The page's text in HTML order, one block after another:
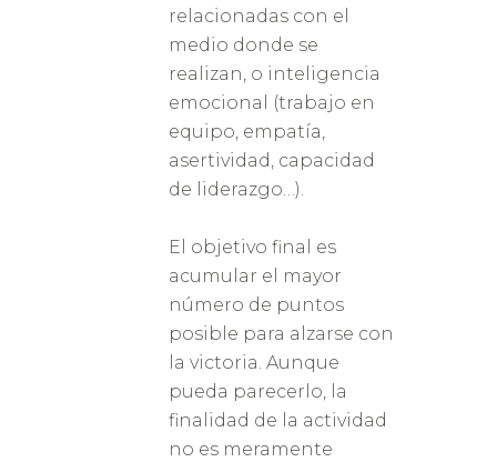
relacionadas con el
medio donde se
realizan, o inteligencia
emocional (trabajo en
equipo, empatía,
asertividad, capacidad
de liderazgo…).
El objetivo final es
acumular el mayor
número de puntos
posible para alzarse con
la victoria. Aunque
pueda parecerlo, la
finalidad de la actividad
no es meramente